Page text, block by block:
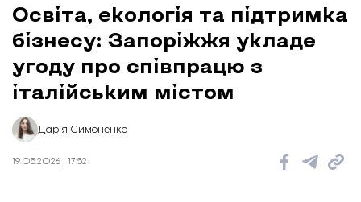
Новини
Відбудова Запоріжжя
Ексклюзив
Бізнес
Шлях додому
Колонки
Про нас
Редакційна політика
Освіта, екологія та підтримка
бізнесу: Запоріжжя укладе
угоду про співпрацю з
італійським містом
Дарія Симоненко
19.05.2026 | 17:52